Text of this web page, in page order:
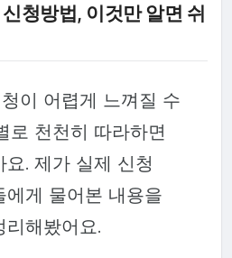
청방법, 이것만 알면 쉬
이 어렵게 느껴질 수
로 천천히 따라하면
. 제가 실제 신청
게 물어본 내용을
해봤어요.